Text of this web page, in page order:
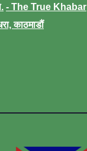
- The True Khabar
काठमाडौं